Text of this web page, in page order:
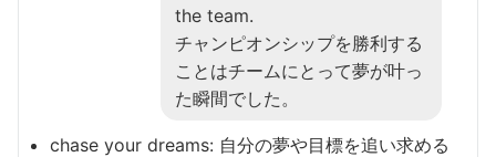
the team.
チャンピオンシップを勝利する
ことはチームにとって夢が叶っ
た瞬間でした。
chase your dreams: 自分の夢や目標を追い求める